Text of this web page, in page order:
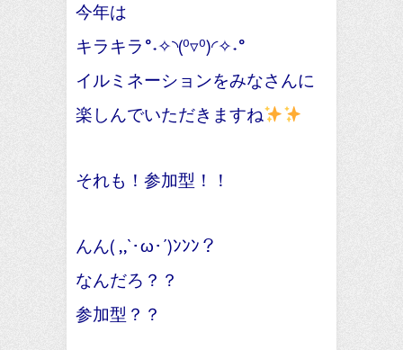
今年は
キラキラ°˖✧◝(⁰▿⁰)◜✧˖°
イルミネーションをみなさんに
楽しんでいただきますね
それも！参加型！！
んん( ,,`･ω･´)ﾝﾝﾝ？
なんだろ？？
参加型？？